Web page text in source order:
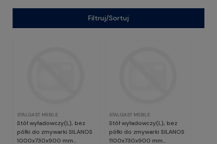
Filtruj/Sortuj
STALGAST MEBLE
Stół wyładowczy(L), bez
półki do zmywarki SILANOS
1000x730x900 mm
STALGAST MEBLE
Stół wyładowczy(L), bez
półki do zmywarki SILANOS
1100x730x900 mm